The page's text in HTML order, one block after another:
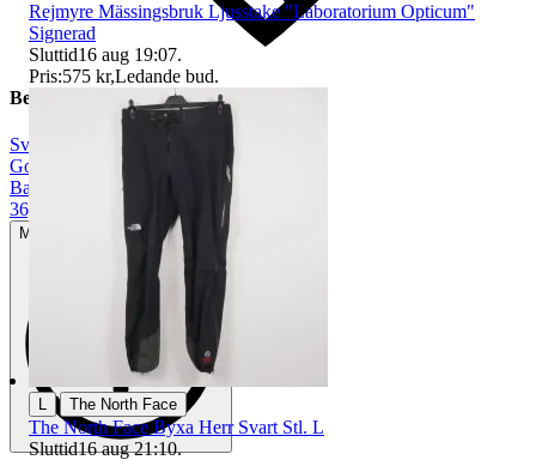
Beskrivning
Svart
Gott använt skick
Ballerina
36,5
Mindre tecken på användning
Rejmyre Mässingsbruk Ljusstake "Laboratorium Opticum"
Signerad
Sluttid16 aug 19:07.
Pris:575 kr,Ledande bud.
L | The North Face
⁠The North Face Byxa Herr Svart Stl. L
Sluttid16 aug 21:10.